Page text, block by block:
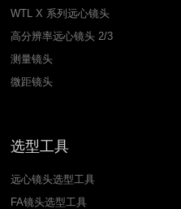
WTL X 系列远心镜头
高分辨率远心镜头 2/3
测量镜头
微距镜头
选型工具
远心镜头选型工具
FA镜头选型工具